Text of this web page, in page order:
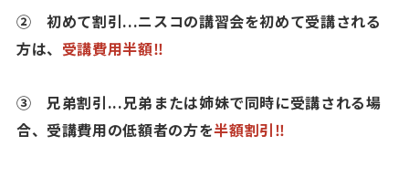
② 初めて割引...ニスコの講習会を初めて受講される
方は、 受講費用半額‼
③ 兄弟割引...兄弟または姉妹で同時に受講される場
合、受講費用の低額者の方を半額割引‼